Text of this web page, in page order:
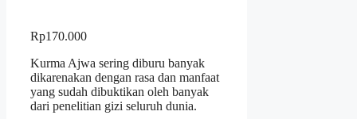
Rp170.000
Kurma Ajwa sering diburu banyak
dikarenakan dengan rasa dan manfaat
yang sudah dibuktikan oleh banyak
dari penelitian gizi seluruh dunia.